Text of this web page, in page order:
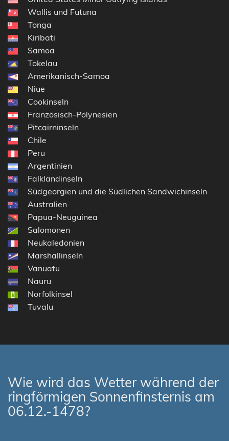
Wallis und Futuna
Tonga
Kiribati
Samoa
Tokelau
Amerikanisch-Samoa
Niue
Cookinseln
Französisch-Polynesien
Pitcairninseln
Chile
Peru
Argentinien
Falklandinseln
Südgeorgien und die Südlichen Sandwichinseln
Australien
Papua-Neuguinea
Salomonen
Neukaledonien
Marshallinseln
Vanuatu
Nauru
Norfolkinsel
Tuvalu
Wie wird das Wetter während der
ringförmigen Sonnenfinsternis am
06.12.-1478?